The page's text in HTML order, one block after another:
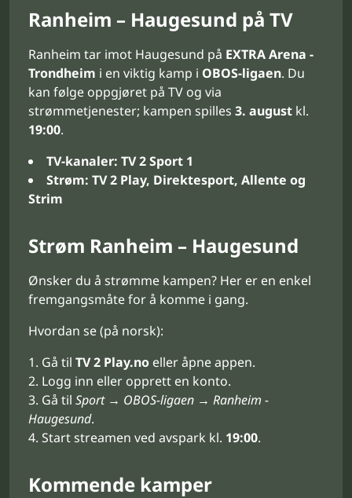
Ranheim – Haugesund på TV
Ranheim tar imot Haugesund på EXTRA Arena -
Trondheim i en viktig kamp i OBOS-ligaen. Du
kan følge oppgjøret på TV og via
strømmetjenester; kampen spilles 3. august kl.
19:00.
TV-kanaler: TV 2 Sport 1
Strøm: TV 2 Play, Direktesport, Allente og
Strim
Strøm Ranheim – Haugesund
Ønsker du å strømme kampen? Her er en enkel
fremgangsmåte for å komme i gang.
Hvordan se (på norsk):
Gå til TV 2 Play.no eller åpne appen.
Logg inn eller opprett en konto.
Gå til Sport → OBOS-ligaen → Ranheim -
Haugesund.
Start streamen ved avspark kl. 19:00.
Kommende kamper